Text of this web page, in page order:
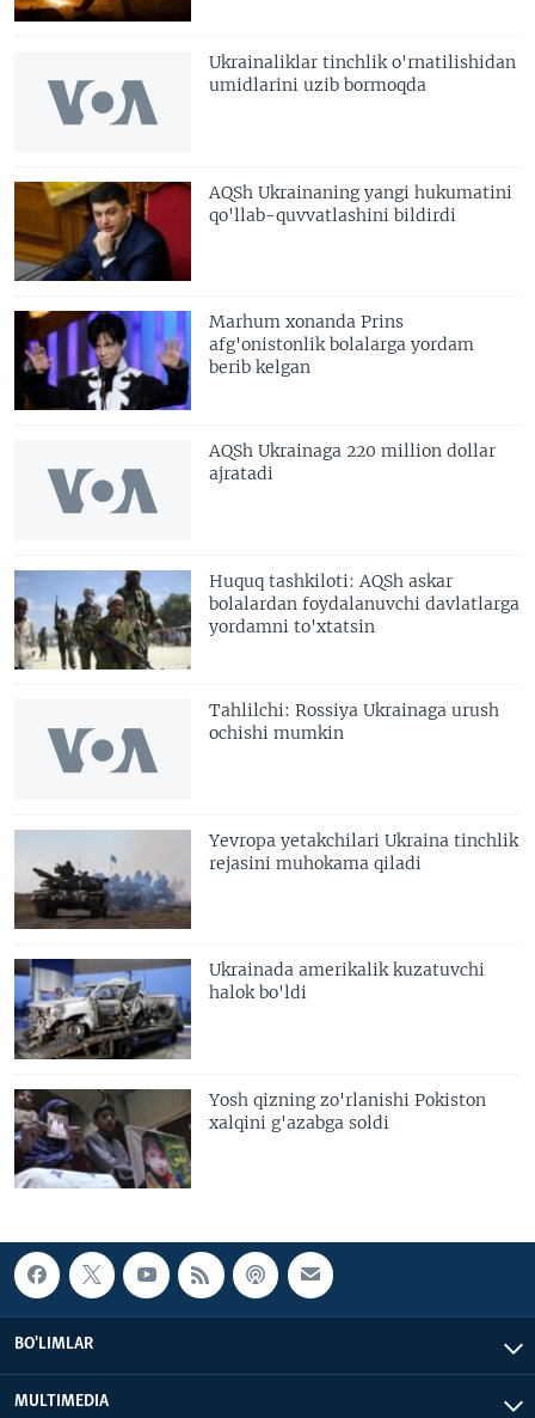
Ukrainaliklar tinchlik o'rnatilishidan
umidlarini uzib bormoqda
AQSh Ukrainaning yangi hukumatini
qo'llab-quvvatlashini bildirdi
Marhum xonanda Prins
afg'onistonlik bolalarga yordam
berib kelgan
AQSh Ukrainaga 220 million dollar
ajratadi
Huquq tashkiloti: AQSh askar
bolalardan foydalanuvchi davlatlarga
yordamni to'xtatsin
Tahlilchi: Rossiya Ukrainaga urush
ochishi mumkin
Yevropa yetakchilari Ukraina tinchlik
rejasini muhokama qiladi
Ukrainada amerikalik kuzatuvchi
halok bo'ldi
Yosh qizning zo'rlanishi Pokiston
xalqini g'azabga soldi
BO'LIMLAR
MULTIMEDIA